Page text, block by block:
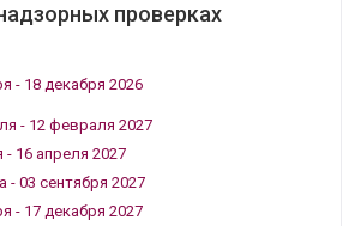
проверках
- 18 декабря 2026
- 12 февраля 2027
- 16 апреля 2027
- 03 сентября 2027
- 17 декабря 2027